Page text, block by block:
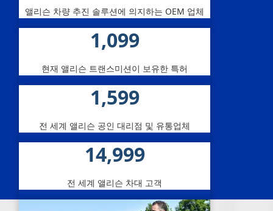
앨리슨 차량 추진 솔루션에 의지하는 OEM 업체
1,100
현재 앨리슨 트랜스미션이 보유한 특허
1,600
전 세계 앨리슨 공인 대리점 및 유통업체
15,000
전 세계 앨리슨 차대 고객